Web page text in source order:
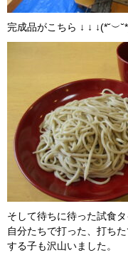
完成品がこちら ↓ ↓
そして待ちに待った試食
自分たちで打った、打ち
する子も沢山いました。